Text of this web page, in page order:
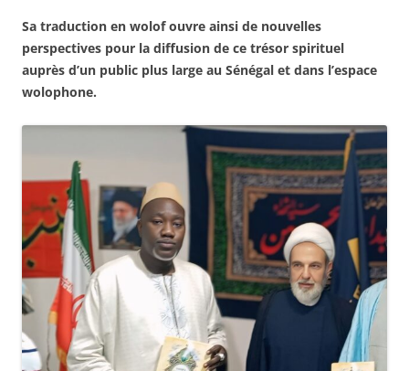
Sa traduction en wolof ouvre ainsi de nouvelles
perspectives pour la diffusion de ce trésor spirituel
auprès d’un public plus large au Sénégal et dans l’espace
wolophone.